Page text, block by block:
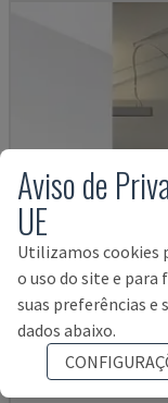
DERBY 454
Aviso de
UE
Utilizamos cookies
o uso do site e para
suas preferências e
dados abaixo.